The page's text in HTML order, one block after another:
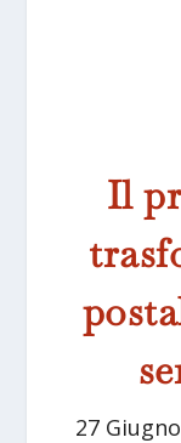
Il
27